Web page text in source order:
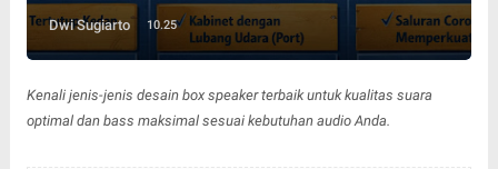
Dwi Sugiarto 10.25
Kenali jenis-jenis desain box speaker terbaik untuk kualitas suara
optimal dan bass maksimal sesuai kebutuhan audio Anda.